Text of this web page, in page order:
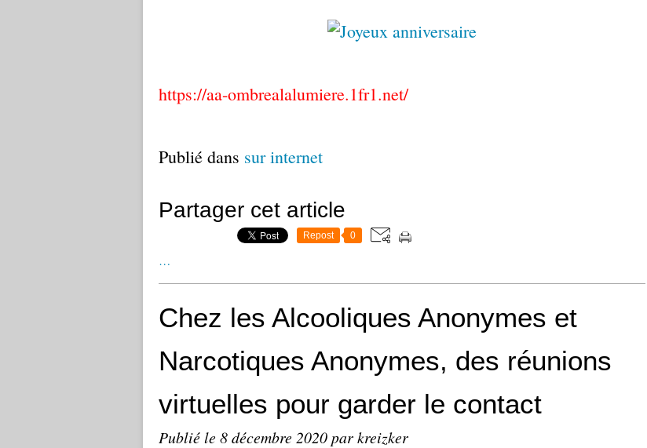
https://aa-ombrealalumiere.1fr1.net/
Publié dans sur internet
Partager cet article
Repost 0
…
Chez les Alcooliques Anonymes et
Narcotiques Anonymes, des réunions
virtuelles pour garder le contact
Publié le 8 décembre 2020par kreizker